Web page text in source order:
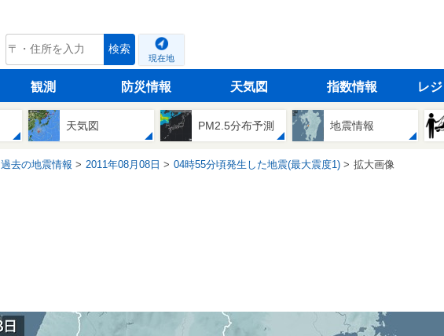
tenki.jp 検索
現在地
観測 防災情報 天気図 指数情報 レ
天気図 PM2.5分布予測 地震情報
過去の地震情報 2011年08月08日 04時55分頃発生した地震(最大震度1) 拡大画像